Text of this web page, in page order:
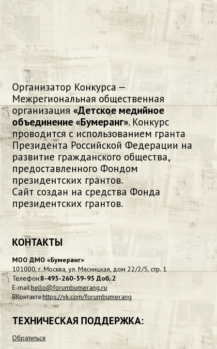
Организатор Конкурса —
Межрегиональная общественная
организация «Детское медийное
объединение «Бумеранг». Конкурс
проводится с использованием гранта
Президента Российской Федерации на
развитие гражданского общества,
предоставленного Фондом
президентских грантов.
Сайт создан на средства Фонда
президентских грантов.
КОНТАКТЫ
МОО ДМО «Бумеранг»
101000, г. Москва, ул. Мясницкая, дом 22/2/5, стр. 1
Телефон:8-495-260-59-95 Доб. 2
E-mail:hello@forumbumerang.ru
ВКонтакте:https://vk.com/forumbumerang
ТЕХНИЧЕСКАЯ ПОДДЕРЖКА:
Обратиться